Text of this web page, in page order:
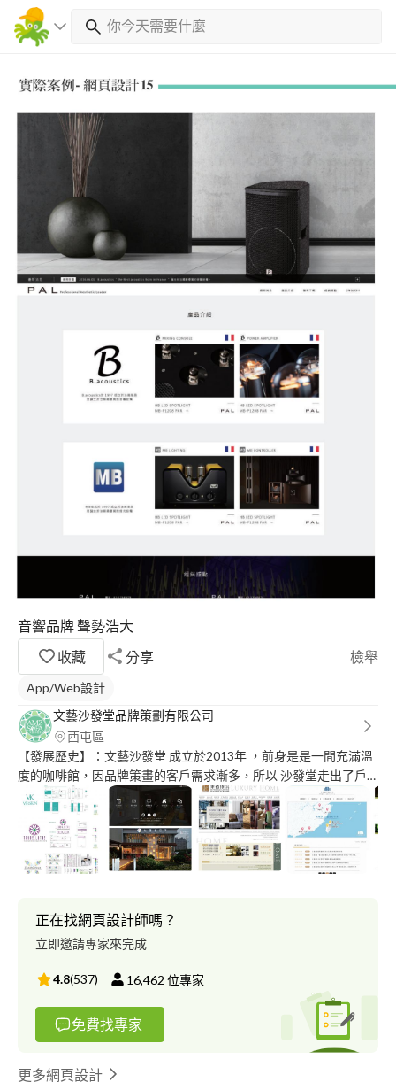
音響品牌 聲勢浩大
收藏
分享 檢舉
App/Web設計
文藝沙發堂品牌策劃有限公司
西屯區
【發展歷史】：文藝沙發堂 成立於2013年 ，前身是是一間充滿溫
度的咖啡館，因品牌策畫的客戶需求漸多，所以 沙發堂走出了戶
外，專責為客戶的品牌規劃設計上盡力，故搬離了原地點；但品牌
精神依舊持續著，【文藝沙發堂】外表是咖啡館，其實骨子裡是
【品牌顧問行銷公司】，我們也不反對，因為【這是事實】，我們
也提供免費的品牌行銷諮詢給予客戶。 【經營理念】：沙發堂的
發起人【陳威銘老師】， 在電腦補教界執教約莫14年，更是在設
到品牌效益，或者不瞭解品牌經營與行銷觀念的重要性。因此，他
決定開設一間能夠滿足這些需求的咖啡館，不管是有夢想的人或是
不瞭解品牌經營的企業客戶都能在沙發堂的規劃輔助之下而有所成
長。 【經營項目】：品牌設計規劃、網頁設計、微電影拍攝、社
群網路行銷策畫、包裝設計、平面設計。
正在找網頁設計師嗎？
立即邀請專家來完成
4.8(537) 16,462 位專家
免費找專家
更多網頁設計